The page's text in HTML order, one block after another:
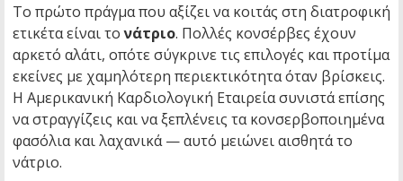
Το πρώτο πράγμα που αξίζει να κοιτάς στη διατροφική
ετικέτα είναι τονάτριο. Πολλές κονσέρβες έχουν
αρκετό αλάτι, οπότε σύγκρινε τις επιλογές και προτίμα
εκείνες με χαμηλότερη περιεκτικότητα όταν βρίσκεις.
Η Αμερικανική Καρδιολογική Εταιρεία συνιστά επίσης
να στραγγίζεις και να ξεπλένεις τα κονσερβοποιημένα
φασόλια και λαχανικά — αυτό μειώνει αισθητά το
νάτριο.